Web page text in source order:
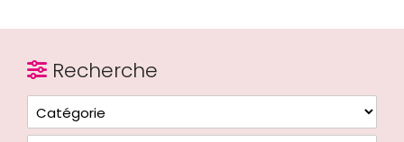
Recherche